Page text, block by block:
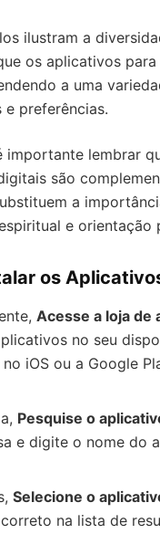
ilustram a
os aplicativos
a uma
e preferências.
importante lembrar
são
a
e orientação
os
Acesse a loja de
no seu
iOS ou a Google
Pesquise o
e digite o nome do
Selecione o
na lista de